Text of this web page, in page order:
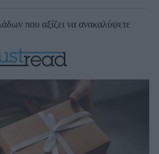
που αξίζει να ανακαλύψετε